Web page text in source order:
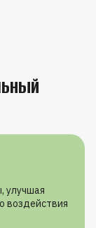
улучшая
воздействия